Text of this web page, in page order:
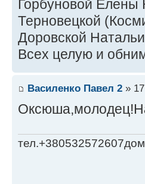
Горбуновой Елены
Терновецкой
Доровской
Всех целую и
Василенко Павел 2 »